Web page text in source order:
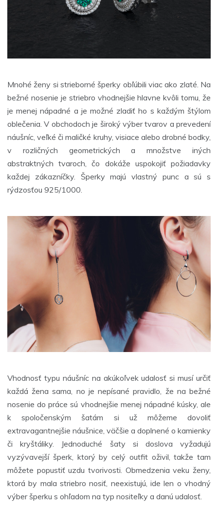
Mnohé ženy si strieborné šperky obľúbili viac ako zlaté. Na
bežné nosenie je striebro vhodnejšie hlavne kvôli tomu, že
je menej nápadné a je možné zladiť ho s každým štýlom
oblečenia. V obchodoch je široký výber tvarov a prevedení
náušníc, veľké či maličké kruhy, visiace alebo drobné bodky,
v rozličných geometrických a množstve iných
abstraktných tvaroch, čo dokáže uspokojiť požiadavky
každej zákazníčky. Šperky majú vlastný punc a sú s
rýdzosťou 925/1000.
Vhodnosť typu náušníc na akúkoľvek udalosť si musí určiť
každá žena sama, no je nepísané pravidlo, že na bežné
nosenie do práce sú vhodnejšie menej nápadné kúsky, ale
k spoločenským šatám si už môžeme dovoliť
extravagantnejšie náušnice, väčšie a doplnené o kamienky
či kryštáliky. Jednoduché šaty si doslova vyžadujú
vyzývavejší šperk, ktorý by celý outfit oživil, takže tam
môžete popustiť uzdu tvorivosti. Obmedzenia veku ženy,
ktorá by mala striebro nosiť, neexistujú, ide len o vhodný
výber šperku s ohľadom na typ nositeľky a danú udalosť.